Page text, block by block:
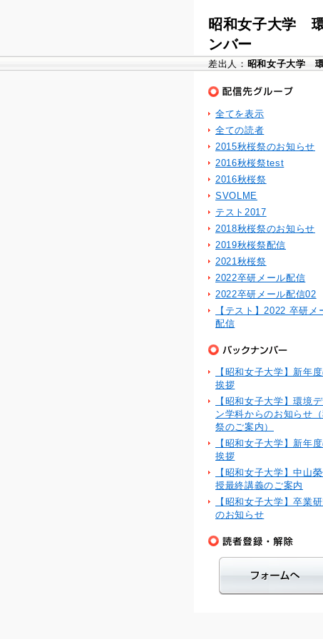
昭和女子大学
ンバー
差出人： 昭和女子大学
全てを表示
全ての読者
2015秋桜祭のお知らせ
2016秋桜祭test
2016秋桜祭
SVOLME
テスト2017
2018秋桜祭のお知らせ
2019秋桜祭配信
2021秋桜祭
2022卒研メール配信
2022卒研メール配信02
【テスト】2022 卒研メ
配信
【昭和女子大学】新年
挨拶
【昭和女子大学】環境
ン学科からのお知らせ
祭のご案内）
【昭和女子大学】新年
挨拶
【昭和女子大学】中山
授最終講義のご案内
【昭和女子大学】卒業
のお知らせ